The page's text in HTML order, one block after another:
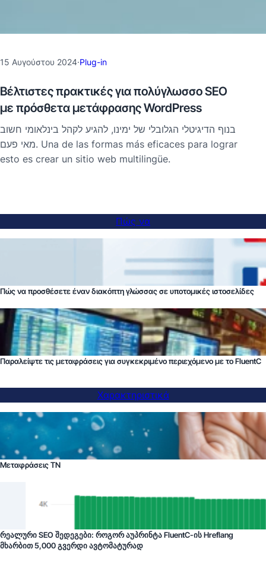
15 Αυγούστου 2024·Plug-in
Βέλτιστες πρακτικές για πολύγλωσσο SEO
με πρόσθετα μετάφρασης WordPress
בנוף הדיגיטלי הגלובלי של ימינו, להגיע לקהל בינלאומי חשוב
מאי פעם. Una de las formas más eficaces para lograr
esto es crear un sitio web multilingüe.
Πώς να
Πώς να προσθέσετε έναν διακόπτη γλώσσας σε υποτομικές ιστοσελίδες
Παραλείψτε τις μεταφράσεις για συγκεκριμένο περιεχόμενο με το FluentC
Χαρακτηριστικά
Μεταφράσεις ΤΝ
რეალური SEO შედეგები: როგორ აუპრინტა FluentC-ის Hreflang
მხარბით 5,000 გვერდი ავტომატურად